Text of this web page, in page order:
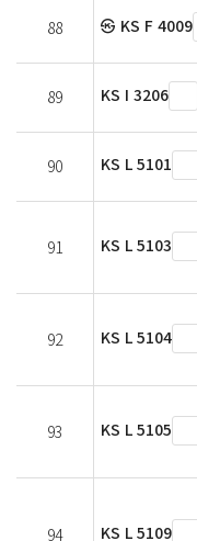
88 ㉿ KS F 4009
89 KS I 3206
90 KS L 5101
91 KS L 5103
92 KS L 5104
93 KS L 5105
94 KS L 5109